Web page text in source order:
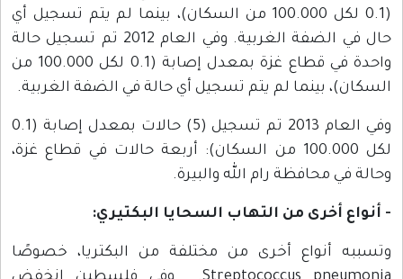
(0.1 لكل 100.000 من السكان)، بينما لم يتم تسجيل أي
حال في الضفة الغربية. وفي العام 2012 تم تسجيل حالة
واحدة في قطاع غزة بمعدل إصابة (0.1 لكل 100.000 من
السكان)، بينما لم يتم تسجيل أي حالة في الضفة الغربية.
وفي العام 2013 تم تسجيل (5) حالات بمعدل إصابة (0.1
لكل 100.000 من السكان): أربعة حالات في قطاع غزة،
وحالة في محافظة رام الله والبيرة.
- أنواع أخرى من التهاب السحايا البكتيري:
وتسببه أنواع أخرى من مختلفة من البكتريا، خصوصًا